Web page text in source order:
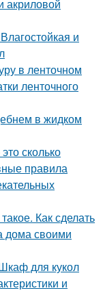
акриловой
и
в ленточном
ленточного
в жидком
сколько
правила
Как сделать
дома своими
для кукол
и